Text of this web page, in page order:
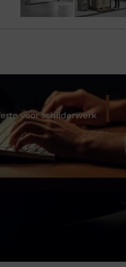
voor schilderwerk